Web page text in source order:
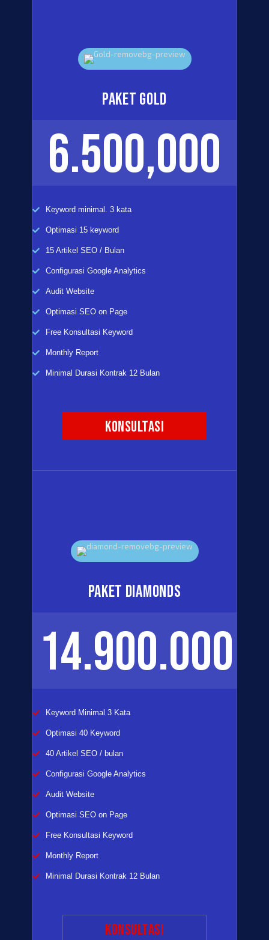
PAKET GOLD
6.500,000
Keyword minimal. 3 kata
Optimasi 15 keyword
15 Artikel SEO / Bulan
Configurasi Google Analytics
Audit Website
Optimasi SEO on Page
Free Konsultasi Keyword
Monthly Report
Minimal Durasi Kontrak 12 Bulan
Konsultasi
Paket Diamonds
14.900.000
Keyword Minimal 3 Kata
Optimasi 40 Keyword
40 Artikel SEO / bulan
Configurasi Google Analytics
Audit Website
Optimasi SEO on Page
Free Konsultasi Keyword
Monthly Report
Minimal Durasi Kontrak 12 Bulan
Konsultasi